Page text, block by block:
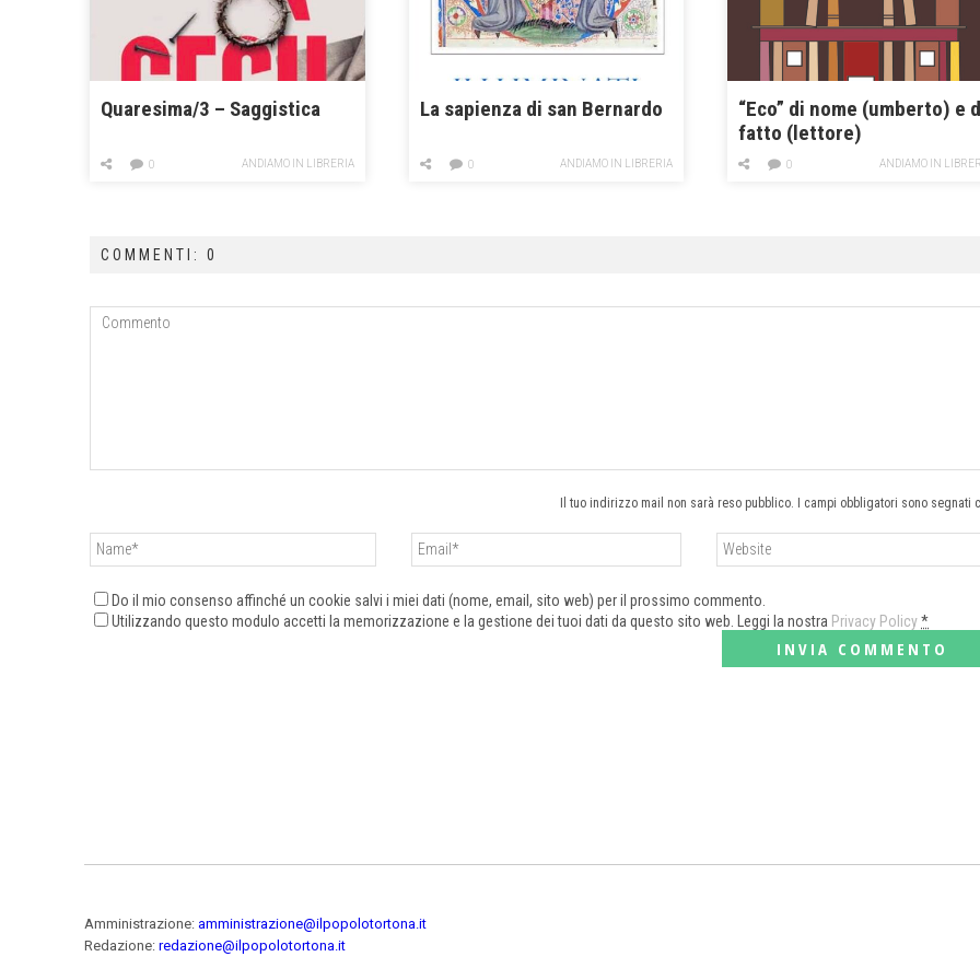
Quaresima/3 – Saggistica
ANDIAMO IN LIBRERIA
0
La sapienza di san Bernardo
ANDIAMO IN LIBRERIA
0
“Eco” di nome (umberto) e
fatto (lettore)
ANDIAMO IN
0
COMMENTI: 0
Il tuo indirizzo mail non sarà reso pubblico. I campi obbligatori sono segnati
Do il mio consenso affinché un cookie salvi i miei dati (nome, email, sito web) per il prossimo commento.
Utilizzando questo modulo accetti la memorizzazione e la gestione dei tuoi dati da questo sito web. Leggi la nostra Privacy Policy*
Amministrazione: amministrazione@ilpopolotortona.it
Redazione: redazione@ilpopolotortona.it